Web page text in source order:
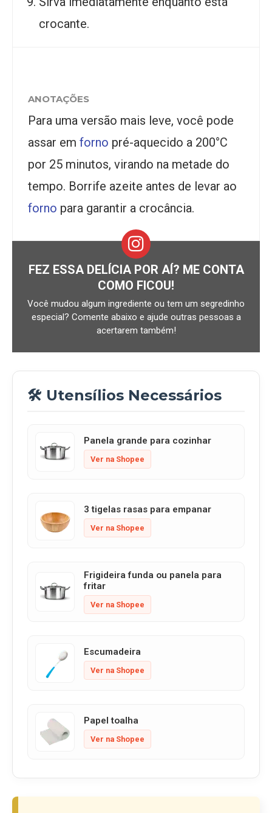
crocante.
ANOTAÇÕES
Para uma versão mais leve, você pode
assar em forno pré-aquecido a 200°C
por 25 minutos, virando na metade do
tempo. Borrife azeite antes de levar ao
forno para garantir a crocância.
FEZ ESSA DELÍCIA POR AÍ? ME CONTA
COMO FICOU!
Você mudou algum ingrediente ou tem um segredinho
especial? Comente abaixo e ajude outras pessoas a
acertarem também!
🛠️ Utensílios Necessários
Panela grande para cozinhar
Ver na Shopee
3 tigelas rasas para empanar
Ver na Shopee
Frigideira funda ou panela para
fritar
Ver na Shopee
Escumadeira
Ver na Shopee
Papel toalha
Ver na Shopee